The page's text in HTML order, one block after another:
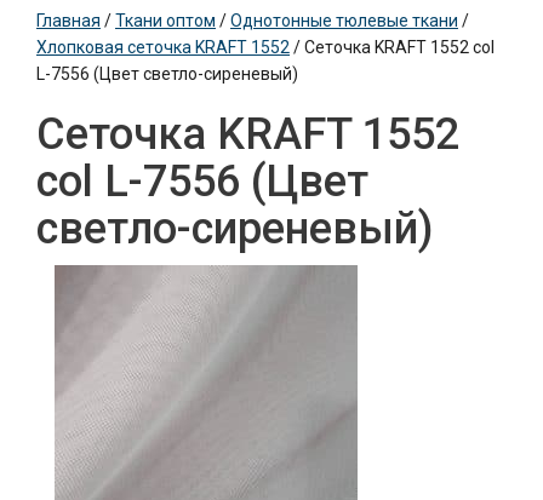
Главная /Ткани оптом /Однотонные тюлевые ткани /
Хлопковая сеточка KRAFT 1552 /Сеточка KRAFT 1552 col
L-7556 (Цвет светло-сиреневый)
Сеточка KRAFT 1552
col L-7556 (Цвет
светло-сиреневый)